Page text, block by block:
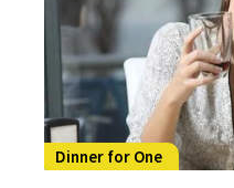
Dinner for One